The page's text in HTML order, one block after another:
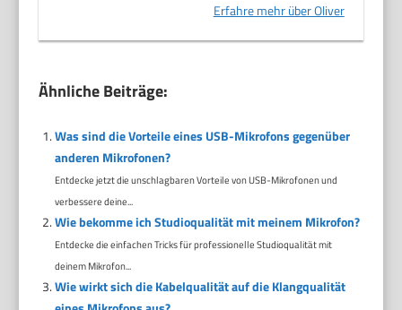
Erfahre mehr über Oliver
Ähnliche Beiträge:
Was sind die Vorteile eines USB-Mikrofons gegenüber
anderen Mikrofonen?
Entdecke jetzt die unschlagbaren Vorteile von USB-Mikrofonen und
verbessere deine...
Wie bekomme ich Studioqualität mit meinem Mikrofon?
Entdecke die einfachen Tricks für professionelle Studioqualität mit
deinem Mikrofon...
Wie wirkt sich die Kabelqualität auf die Klangqualität